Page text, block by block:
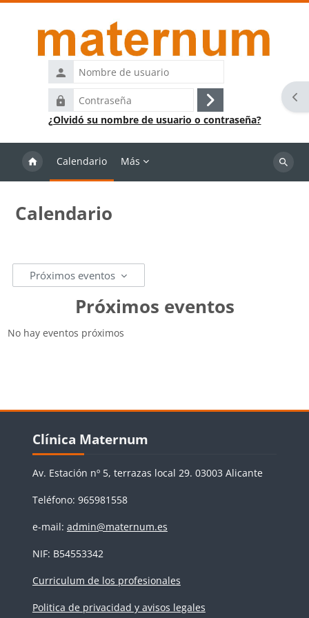
Nombre
de
usuario
Contraseña
Acceder
¿Olvidó su nombre de usuario o contraseña?
Calendario Más
Buscar
Calendario
Próximos eventos
Próximos eventos
No hay eventos próximos
Bloques
Clínica Maternum
Av. Estación nº 5, terrazas local 29. 03003 Alicante
Teléfono: 965981558
e-mail: admin@maternum.es
NIF: B54553342
Curriculum de los profesionales
Politica de privacidad y avisos legales